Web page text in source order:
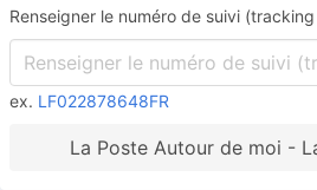
Renseigner le numéro de suivi
ex. LF022878648FR
La Poste Autour de moi -